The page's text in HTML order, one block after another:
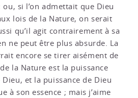
si l’on admettait que Dieu
lois de la Nature, on serait
qu’il agit contrairement à sa
ne peut être plus absurde. La
encore se tirer aisément de
la Nature est la puissance
et la puissance de Dieu
à son essence ; mais j’aime